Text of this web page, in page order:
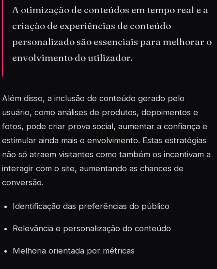
A otimização de conteúdos em tempo real e a
criação de experiências de conteúdo
personalizado são essenciais para melhorar o
envolvimento do utilizador.
Além disso, a inclusão de conteúdo gerado pelo
usuário, como análises de produtos, depoimentos e
fotos, pode criar prova social, aumentar a confiança e
estimular ainda mais o envolvimento. Estas estratégias
não só atraem visitantes como também os incentivam a
interagir com o site, aumentando as chances de
conversão.
Identificação das preferências do público
Relevância e personalização do conteúdo
Melhoria orientada por métricas